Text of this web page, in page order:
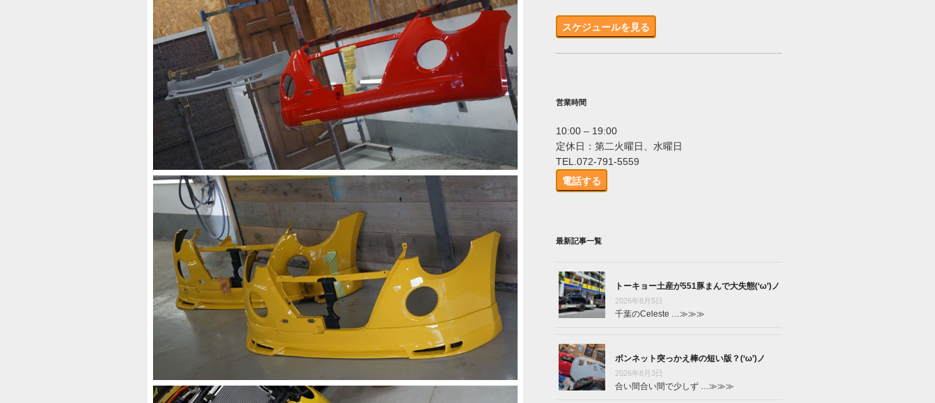
スケジュールを見る
営業時間
10:00 – 19:00
定休日：第二火曜日、水曜日
TEL.072-791-5559
電話する
最新記事一覧
トーキョー土産が551豚まんで大失態(‘ω’)ノ
2026年8月5日
千葉のCeleste …≫≫≫
ボンネット突っかえ棒の短い版？(‘ω’)ノ
2026年8月3日
合い間合い間で少しず …≫≫≫